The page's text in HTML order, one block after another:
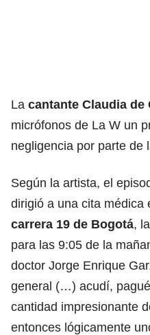
La cantante Claudia de
micrófonos de La W un
negligencia por parte de
Según la artista, el
dirigió a una cita médica
carrera 19 de Bogotá,
para las 9:05 de la
doctor Jorge Enrique
general (…) acudí,
cantidad impresionante
entonces lógicamente